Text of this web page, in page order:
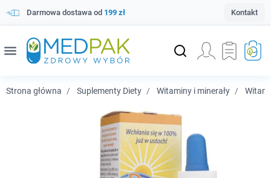
Darmowa dostawa od 199 zł Kontakt
menu
Strona główna Suplementy Diety Witaminy i minerały